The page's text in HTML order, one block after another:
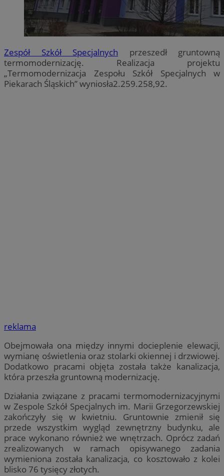
Zespół Szkół Specjalnych przeszedł gruntowną
termomodernizację. Realizacja projektu
„Termomodernizacja Zespołu Szkół Specjalnych w
Piekarach Śląskich” wyniosła2.259.258,92.
reklama
Obejmowała ona między innymi docieplenie elewacji,
wymianę oświetlenia oraz stolarki okiennej i drzwiowej.
Dodatkowo pracami objęta została także kanalizacja,
która przeszła gruntowną modernizację.
Działania związane z pracami termomodernizacyjnymi
w Zespole Szkół Specjalnych im. Marii Grzegorzewskiej
zakończyły się w kwietniu. Gruntownie zmienił się
przede wszystkim wygląd zewnętrzny budynku, ale
prace wykonano również we wnętrzach. Oprócz zadań
zrealizowanych w ramach opisywanego zadania
wymieniona została kanalizacja, co kosztowało z kolei
blisko 76 tysięcy złotych.